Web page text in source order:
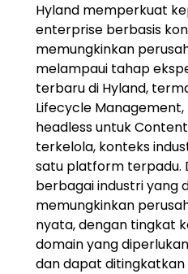
Hyland memperkuat
enterprise berbasis
memungkinkan
melampaui tahap
terbaru di Hyland,
Lifecycle
headless untuk
terkelola, konteks
satu platform terpadu.
berbagai industri yang
memungkinkan
nyata, dengan tingkat
domain yang
dan dapat ditingkatkan